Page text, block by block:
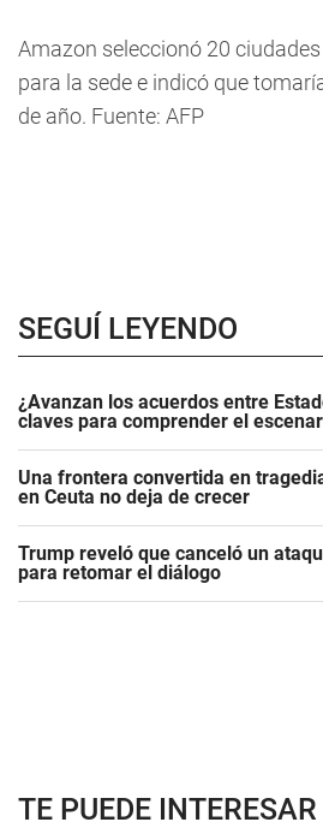
Amazon seleccionó 20
para la sede e indicó que
de año. Fuente: AFP
SEGUÍ LEYENDO
¿Avanzan los acuerdos entre
claves para comprender el
Una frontera convertida en
en Ceuta no deja de crecer
Trump reveló que canceló un
para retomar el diálogo
TE PUEDE INTERESAR